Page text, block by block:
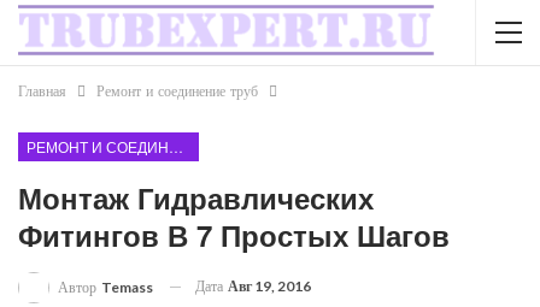
Главная Ремонт и соединение труб
РЕМОНТ И СОЕДИНЕНИЕ ТРУБ
Монтаж Гидравлических
Фитингов В 7 Простых Шагов
Автор Temass Дата Авг 19, 2016